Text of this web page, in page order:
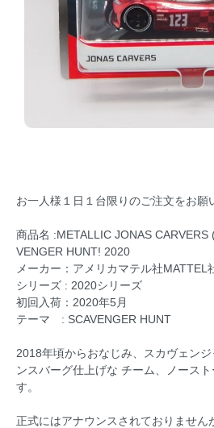
お一人様１日１台限りのご注文をお願
商品名 :METALLIC JONAS CARVERS
VENGER HUNT! 2020
メーカー：アメリカマテル社MATTEL
シリーズ : 2020シリーズ
初回入荷：2020年5月
テーマ : SCAVENGER HUNT
2018年頃からおなじみ、スカヴェン
ンスバーグ仕上げな チーム、ノース
す。
正式にはアナウンスされておりません